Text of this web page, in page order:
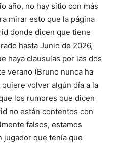
año, no hay sitio con más
mirar esto que la página
donde dicen que tiene
hasta Junio de 2026,
haya clausulas por las dos
verano (Bruno nunca ha
volver algún día a la
los rumores que dicen
no están contentos con
falsos, estamos
jugador que tenía que